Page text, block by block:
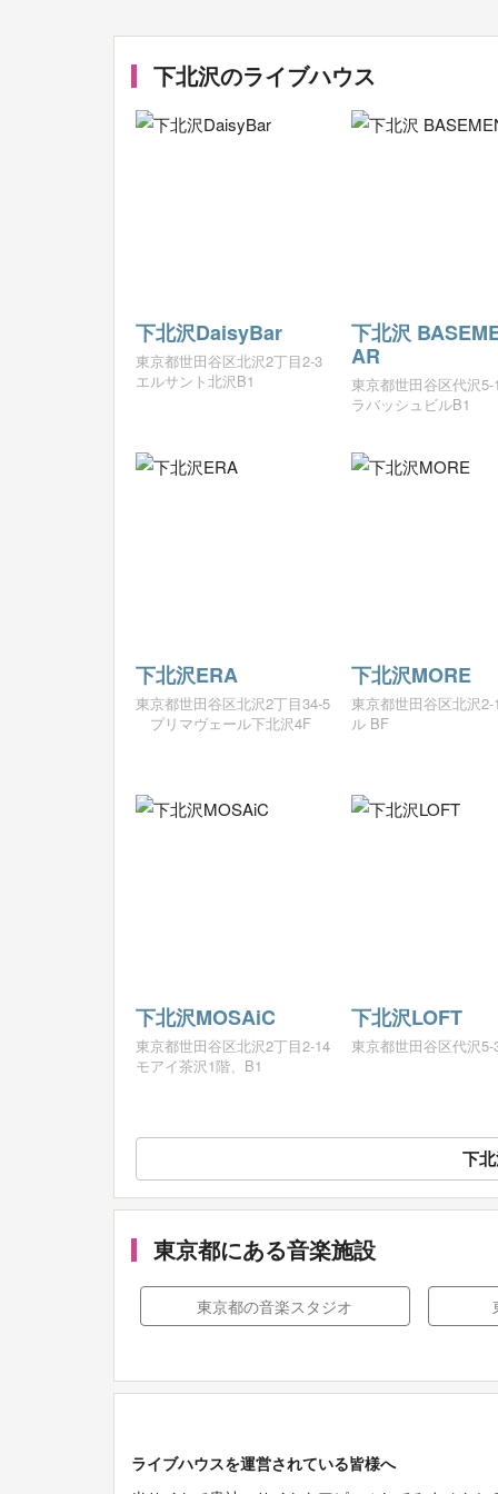
下北沢のライブハウス
下北沢DaisyBar
東京都世田谷区北沢2丁目2-3
エルサント北沢B1
下北沢
AR
東京都世田谷区代沢
ラバッシュビルB1
下北沢ERA
東京都世田谷区北沢2丁目34-5
プリマヴェール下北沢4F
下北沢MORE
東京都世田谷区北沢
ル BF
下北沢MOSAiC
東京都世田谷区北沢2丁目2-14
モアイ茶沢1階、B1
下北沢LOFT
東京都世田谷区代沢5-
下
東京都にある音楽施設
東京都の音楽スタジオ
ライブハウスを運営されている皆様へ